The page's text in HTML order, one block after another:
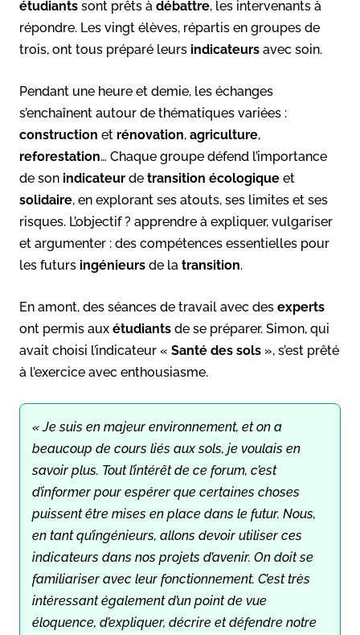
étudiants sont prêts à débattre, les intervenants à
répondre. Les vingt élèves, répartis en groupes de
trois, ont tous préparé leurs indicateurs avec soin.
Pendant une heure et demie, les échanges
s’enchaînent autour de thématiques variées :
construction et rénovation, agriculture,
reforestation… Chaque groupe défend l’importance
de son indicateur de transition écologique et
solidaire, en explorant ses atouts, ses limites et ses
risques. L’objectif ? apprendre à expliquer, vulgariser
et argumenter : des compétences essentielles pour
les futurs ingénieurs de la transition.
En amont, des séances de travail avec des experts
ont permis aux étudiants de se préparer. Simon, qui
avait choisi l’indicateur « Santé des sols », s’est prêté
à l’exercice avec enthousiasme.
« Je suis en majeur environnement, et on a
beaucoup de cours liés aux sols, je voulais en
savoir plus. Tout l’intérêt de ce forum, c’est
d’informer pour espérer que certaines choses
puissent être mises en place dans le futur. Nous,
en tant qu’ingénieurs, allons devoir utiliser ces
indicateurs dans nos projets d’avenir. On doit se
familiariser avec leur fonctionnement. C’est très
intéressant également d’un point de vue
éloquence, d’expliquer, décrire et défendre notre